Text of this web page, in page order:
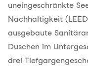
uneingeschränkte
Nachhaltigkeit
ausgebaute
Duschen im
drei